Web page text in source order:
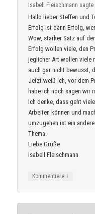
Isabell Fleischmann sagte
Hallo lieber Steffen und
Erfolg ist dann Erfolg,
Wow, starker Satz auf
Erfolg wollen viele, den
jeglicher Art wollen viele
auch gar nicht bewusst,
Jetzt weiß ich, vor dem
habe ich noch sagen wir
Ich denke, dass geht
Arbeiten können und
umzugehen ist ein
Thema.
Liebe Grüße
Isabell Fleischmann
Kommentiere ↓